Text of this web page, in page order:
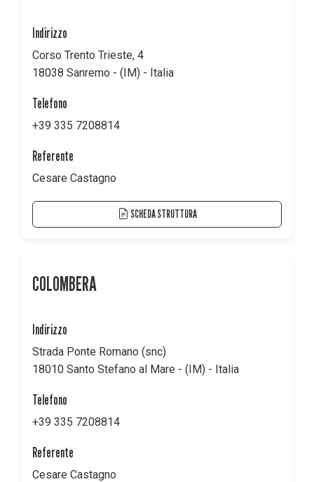
Indirizzo
Corso Trento Trieste, 4
18038 Sanremo - (IM) - Italia
Telefono
+39 335 7208814
Referente
Cesare Castagno
SCHEDA STRUTTURA
COLOMBERA
Indirizzo
Strada Ponte Romano (snc)
18010 Santo Stefano al Mare - (IM) - Italia
Telefono
+39 335 7208814
Referente
Cesare Castagno